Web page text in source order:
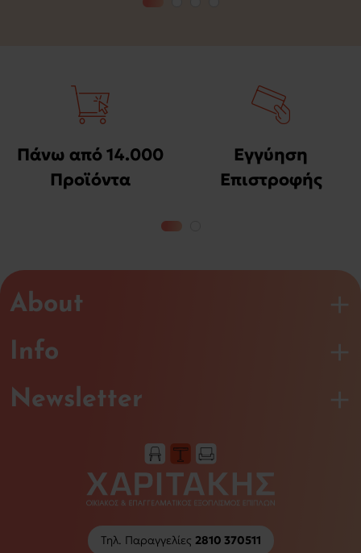
Πάνω από 14.000
Προϊόντα
Εγγύηση
Επιστροφής
About
Info
Τηλ. Παραγγελίες 2810 370511
Newsletter